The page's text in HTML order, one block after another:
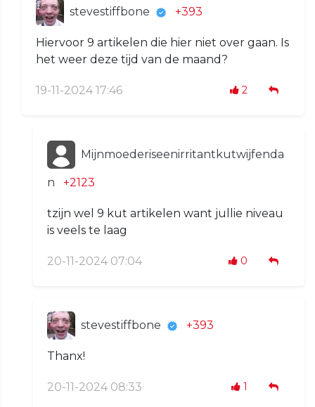
stevestiffbone +393
Hiervoor 9 artikelen die hier niet over gaan. Is
het weer deze tijd van de maand?
19-11-2024 17:46 2
Mijnmoederiseenirritantkutwijfenda
n +2123
tzijn wel 9 kut artikelen want jullie niveau
is veels te laag
20-11-2024 07:04 0
stevestiffbone +393
Thanx!
20-11-2024 08:33 1